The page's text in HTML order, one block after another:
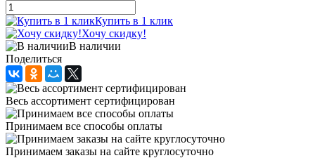
Купить в 1 клик
Хочу скидку!
В наличии
Поделиться
Весь ассортимент сертифицирован
Принимаем все способы оплаты
Принимаем заказы на сайте круглосуточно